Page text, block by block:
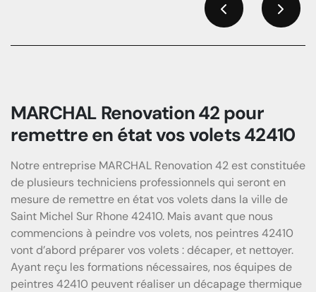
MARCHAL Renovation 42 pour
remettre en état vos volets 42410
Notre entreprise MARCHAL Renovation 42 est constituée
de plusieurs techniciens professionnels qui seront en
mesure de remettre en état vos volets dans la ville de
Saint Michel Sur Rhone 42410. Mais avant que nous
commencions à peindre vos volets, nos peintres 42410
vont d’abord préparer vos volets : décaper, et nettoyer.
Ayant reçu les formations nécessaires, nos équipes de
peintres 42410 peuvent réaliser un décapage thermique